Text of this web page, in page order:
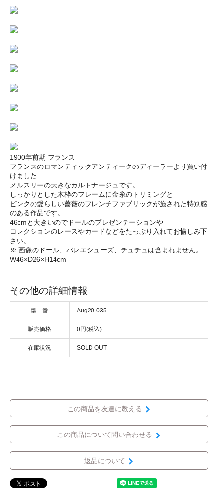
1900年前期 フランス
フランスのロマンティックアンティークのディーラーより買い付
けました
メルスリーの大きなカルトナージュです。
しっかりとした木枠のフレームに金糸のトリミングと
ピンクの愛らしい薔薇のフレンチファブリックが施された特別感
のある作品です。
46cmと大きいのでドールのプレゼンテーションや
コレクションのレースやカードなどをたっぷり入れてお愉しみ下
さい。
※ 画像のドール、バレエシューズ、チュチュは含まれません。
W46×D26×H14cm
その他の詳細情報
型 番 Aug20-035
販売価格 0円(税込)
在庫状況 SOLD OUT
この商品を友達に教える
この商品について問い合わせる
返品について